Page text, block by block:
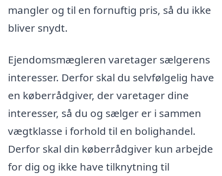
mangler og til en fornuftig pris, så du ikke
bliver snydt.
Ejendomsmægleren varetager sælgerens
interesser. Derfor skal du selvfølgelig have
en køberrådgiver, der varetager dine
interesser, så du og sælger er i sammen
vægtklasse i forhold til en bolighandel.
Derfor skal din køberrådgiver kun arbejde
for dig og ikke have tilknytning til